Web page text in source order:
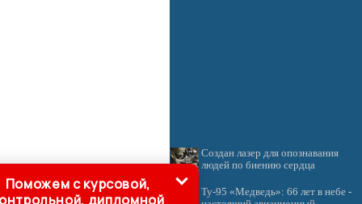
Создан лазер для опознавания
людей по биению сердца
Ту-95 «Медведь»: 66 лет в небе -
Поможем с курсовой,
дипломной